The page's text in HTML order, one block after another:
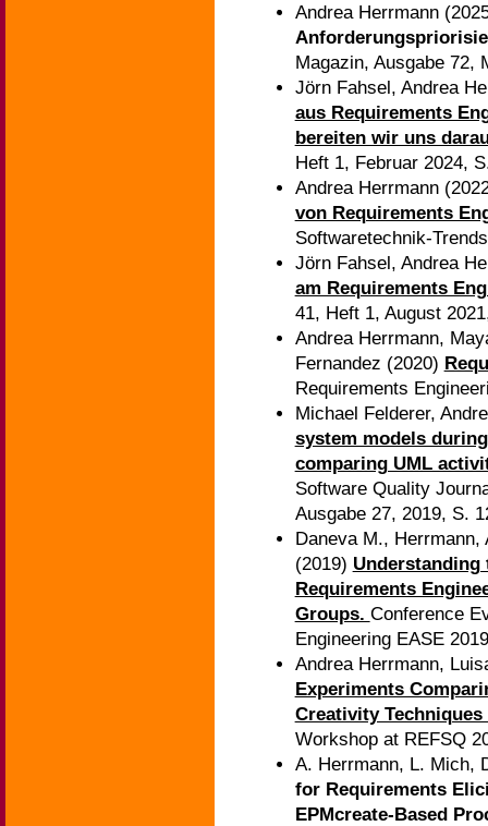
Andrea Herrmann
Magazin, Ausgabe 72,
Jörn Fahsel, Andrea
aus Requirements
bereiten wir uns
Heft 1, Februar 2024,
Andrea Herrmann
von Requirements
Softwaretechnik-
Jörn Fahsel, Andrea
am Requirements
41, Heft 1, August
Andrea Herrmann,
Fernandez (2020)
Requirements
Michael Felderer,
system models
comparing UML
Software Quality
Ausgabe 27, 2019, S.
Daneva M., Herrmann,
(2019) Understanding
Requirements
Groups. Conference
Engineering EASE
Andrea Herrmann,
Experiments
Creativity
Workshop at REFSQ
A. Herrmann, L. Mich,
for Requirements
EPMcreate-Based